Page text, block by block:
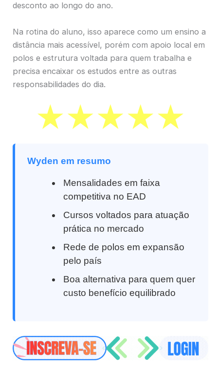
desconto ao longo do ano.
Na rotina do aluno, isso aparece como um ensino a
distância mais acessível, porém com apoio local em
polos e estrutura voltada para quem trabalha e
precisa encaixar os estudos entre as outras
responsabilidades do dia.
Wyden em resumo
Mensalidades em faixa
competitiva no EAD
Cursos voltados para atuação
prática no mercado
Rede de polos em expansão
pelo país
Boa alternativa para quem quer
custo benefício equilibrado